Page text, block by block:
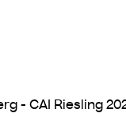
- CAI Riesling